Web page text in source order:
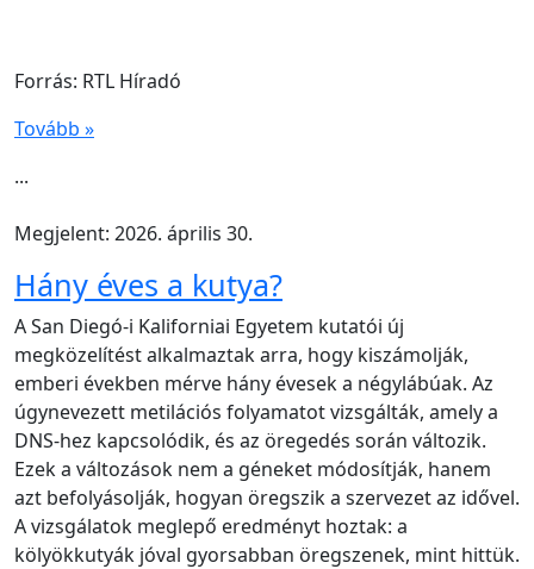
Forrás: RTL Híradó
Tovább »
...
Megjelent: 2026. április 30.
Hány éves a kutya?
A San Diegó-i Kaliforniai Egyetem kutatói új
megközelítést alkalmaztak arra, hogy kiszámolják,
emberi években mérve hány évesek a négylábúak. Az
úgynevezett metilációs folyamatot vizsgálták, amely a
DNS-hez kapcsolódik, és az öregedés során változik.
Ezek a változások nem a géneket módosítják, hanem
azt befolyásolják, hogyan öregszik a szervezet az idővel.
A vizsgálatok meglepő eredményt hoztak: a
kölyökkutyák jóval gyorsabban öregszenek, mint hittük.